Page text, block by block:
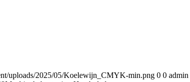
uploads/2025/05/Koelewijn_CMYK-min.png 0 0 admin